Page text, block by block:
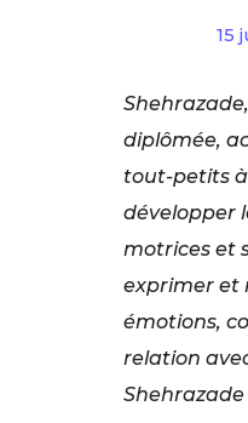
15
diplômée,
tout-petits
développer
motrices et
exprimer et
émotions,
relation